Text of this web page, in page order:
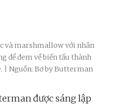
và marshmallow với nhân
để đem về biến tấu thành
| Nguồn: Bơ by Butterman
được sáng lập